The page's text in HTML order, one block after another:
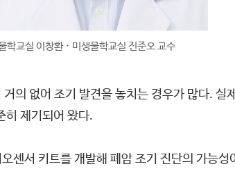
교실 이창환 · 미생물학교실 진준오 교수
의 없어 조기 발견을 놓치는 경우가 많다. 실
히 제기되어 왔다.
센서 키트를 개발해 폐암 조기 진단의 가능성